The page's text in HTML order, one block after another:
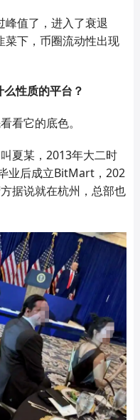
峰值了，进入了衰退
菜下，币圈流动性出现
性质的平台？
看它的底色。
叫夏某，2013年大二时
业后成立BitMart，202
据说就在杭州， 总部也